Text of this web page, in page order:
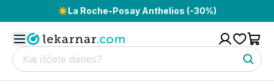
☀️La Roche-Posay Anthelios (-30%)